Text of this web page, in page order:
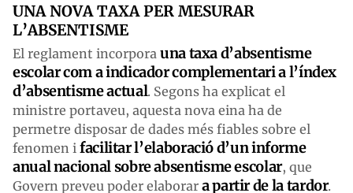
UNA NOVA TAXA PER MESURAR
L’ABSENTISME
El reglament incorpora una taxa d’absentisme
escolar com a indicador complementari a l’índex
d’absentisme actual. Segons ha explicat el
ministre portaveu, aquesta nova eina ha de
permetre disposar de dades més fiables sobre el
fenomen i facilitar l’elaboració d’un informe
anual nacional sobre absentisme escolar, que
Govern preveu poder elaborar a partir de la tardor.